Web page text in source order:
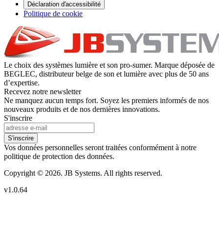
Déclaration d'accessibilité
Politique de cookie
Le choix des systèmes lumière et son pro-sumer. Marque déposée de
BEGLEC, distributeur belge de son et lumière avec plus de 50 ans
d’expertise.
Recevez notre newsletter
Ne manquez aucun temps fort. Soyez les premiers informés de nos
nouveaux produits et de nos dernières innovations.
S'inscrire
S'inscrire
Vos données personnelles seront traitées conformément à notre
politique de protection des données.
Copyright © 2026. JB Systems. All rights reserved.
v1.0.64